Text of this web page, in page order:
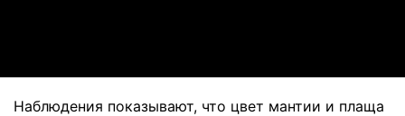
Наблюдения показывают, что цвет мантии и плаща